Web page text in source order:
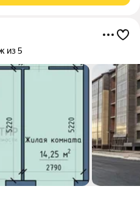
из 5